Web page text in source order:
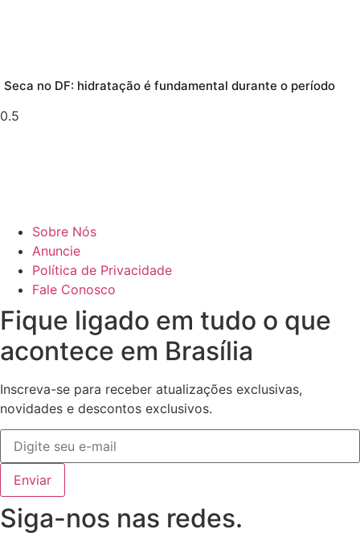
Seca no DF: hidratação é fundamental durante o período
Sobre Nós
Anuncie
Política de Privacidade
Fale Conosco
Fique ligado em tudo o que
acontece em Brasília
Inscreva-se para receber atualizações exclusivas,
novidades e descontos exclusivos.
Enviar
Siga-nos nas redes.